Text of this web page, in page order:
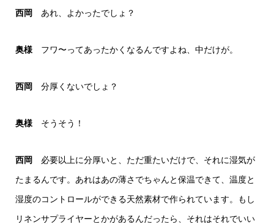
西岡 あれ、よかったでしょ？
奥様 フワ〜ってあったかくなるんですよね、中だけが。
西岡 分厚くないでしょ？
奥様 そうそう！
西岡
必要以上に分厚いと、ただ重たいだけで、それに湿気が
たまるんです。あれはあの薄さでちゃんと保温できて、温度と
湿度のコントロールができる天然素材で作られています。もし
リネンサプライヤーとかがあるんだったら、それはそれでいい